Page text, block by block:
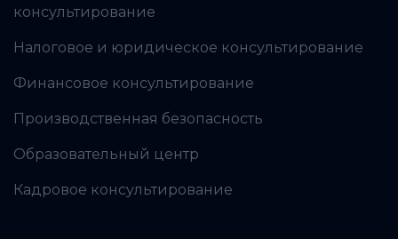
консультирование
Налоговое и юридическое консультирование
Финансовое консультирование
Производственная безопасность
Образовательный центр
Кадровое консультирование